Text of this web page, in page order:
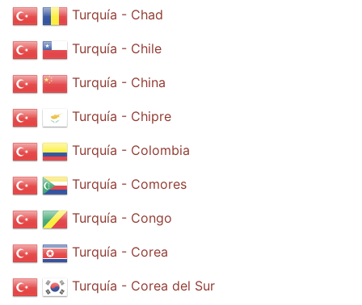
Turquía - Chad
Turquía - Chile
Turquía - China
Turquía - Chipre
Turquía - Colombia
Turquía - Comores
Turquía - Congo
Turquía - Corea
Turquía - Corea del Sur